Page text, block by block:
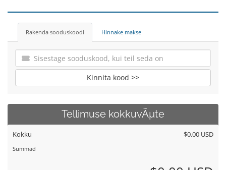
Rakenda sooduskoodi Hinnake makse
Kinnita kood >>
Tellimuse kokkuvÃµte
Kokku $0.00 USD
Summad